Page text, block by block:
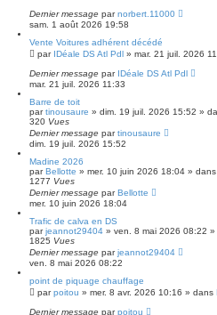
n
c
e
Dernier message parnorbert.11000
sam. 1 août 2026 19:58
Vente Voitures adhérent décédé
par IDéale DS Atl Pdl » mar. 21 juil. 2026
Dernier message par IDéale DS Atl Pdl
mar. 21 juil. 2026 11:33
Barre de toit
partinousaure » dim. 19 juil. 2026 15:52 »
320 Vues
Dernier message partinousaure
dim. 19 juil. 2026 15:52
Madine 2026
parBellotte » mer. 10 juin 2026 18:04 » dans
1277 Vues
Dernier message parBellotte
mer. 10 juin 2026 18:04
Trafic de calva en DS
parjeannot29404 » ven. 8 mai 2026 08:22 »
1825 Vues
Dernier message parjeannot29404
ven. 8 mai 2026 08:22
point de piquage chauffage
parpoitou » mer. 8 avr. 2026 10:16 » dans
Dernier message parpoitou